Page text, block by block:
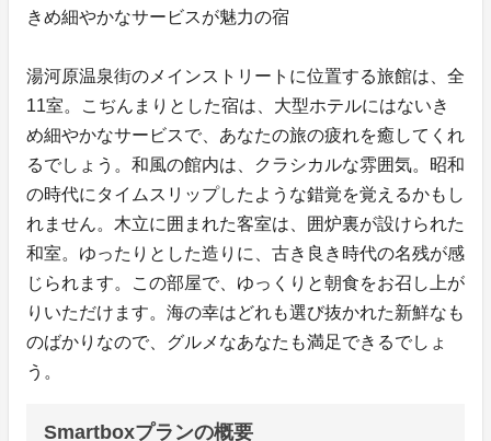
きめ細やかなサービスが魅力の宿
湯河原温泉街のメインストリートに位置する旅館は、全
11室。こぢんまりとした宿は、大型ホテルにはないき
め細やかなサービスで、あなたの旅の疲れを癒してくれ
るでしょう。和風の館内は、クラシカルな雰囲気。昭和
の時代にタイムスリップしたような錯覚を覚えるかもし
れません。木立に囲まれた客室は、囲炉裏が設けられた
和室。ゆったりとした造りに、古き良き時代の名残が感
じられます。この部屋で、ゆっくりと朝食をお召し上が
りいただけます。海の幸はどれも選び抜かれた新鮮なも
のばかりなので、グルメなあなたも満足できるでしょ
う。
Smartboxプランの概要